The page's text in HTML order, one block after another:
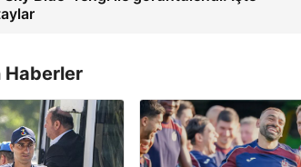
Haberler